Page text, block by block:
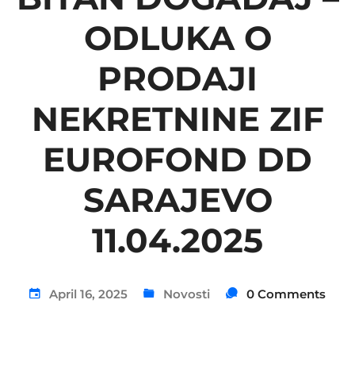
ODLUKA O
PRODAJI
NEKRETNINE ZIF
EUROFOND DD
SARAJEVO
11.04.2025
April 16, 2025 Novosti 0 Comments